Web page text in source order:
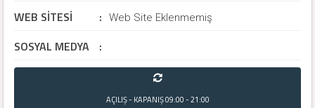
WEB SİTESİ : Web Site Eklenmemiş
SOSYAL MEDYA :
AÇILIŞ - KAPANIŞ09:00 - 21:00